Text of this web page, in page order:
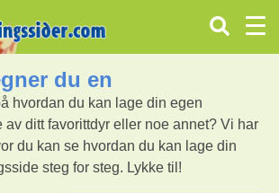
du en
hvordan du kan lage din egen
ditt favorittdyr eller noe annet? Vi har
du kan se hvordan du kan lage din
steg for steg. Lykke til!